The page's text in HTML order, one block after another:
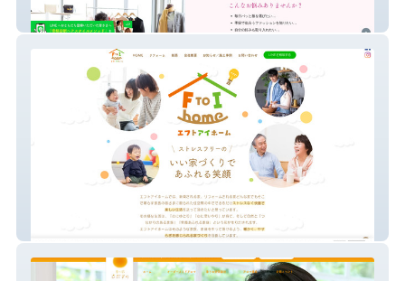
パーソナルカラーサロン ラ・ブランシェ